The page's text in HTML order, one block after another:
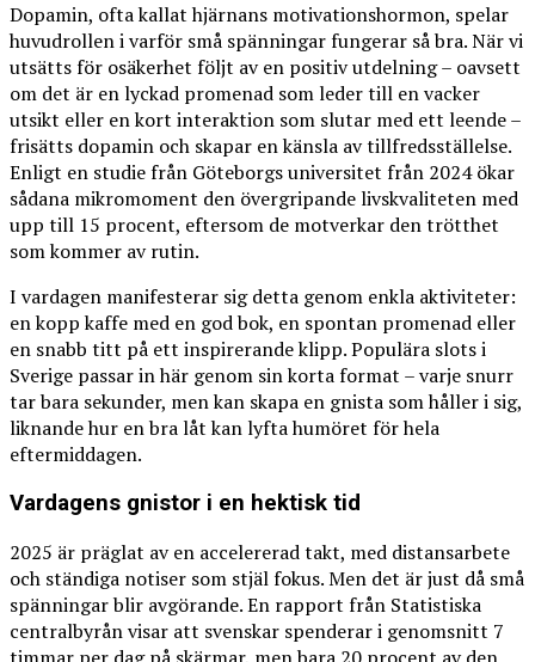
Dopamin, ofta kallat hjärnans motivationshormon, spelar
huvudrollen i varför små spänningar fungerar så bra. När vi
utsätts för osäkerhet följt av en positiv utdelning – oavsett
om det är en lyckad promenad som leder till en vacker
utsikt eller en kort interaktion som slutar med ett leende –
frisätts dopamin och skapar en känsla av tillfredsställelse.
Enligt en studie från Göteborgs universitet från 2024 ökar
sådana mikromoment den övergripande livskvaliteten med
upp till 15 procent, eftersom de motverkar den trötthet
som kommer av rutin.
I vardagen manifesterar sig detta genom enkla aktiviteter:
en kopp kaffe med en god bok, en spontan promenad eller
en snabb titt på ett inspirerande klipp. Populära slots i
Sverige passar in här genom sin korta format – varje snurr
tar bara sekunder, men kan skapa en gnista som håller i sig,
liknande hur en bra låt kan lyfta humöret för hela
eftermiddagen.
Vardagens gnistor i en hektisk tid
2025 är präglat av en accelererad takt, med distansarbete
och ständiga notiser som stjäl fokus. Men det är just då små
spänningar blir avgörande. En rapport från Statistiska
centralbyrån visar att svenskar spenderar i genomsnitt 7
timmar per dag på skärmar, men bara 20 procent av den